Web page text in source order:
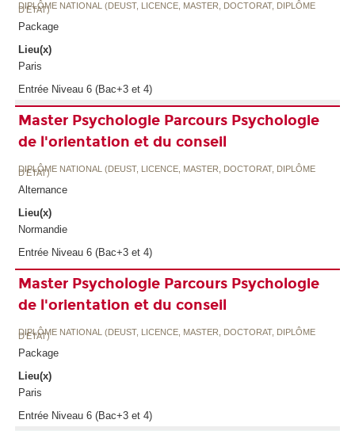
DIPLÔME NATIONAL (DEUST, LICENCE, MASTER, DOCTORAT, DIPLÔME
D'ETAT)
Package
Lieu(x)
Paris
Entrée Niveau 6 (Bac+3 et 4)
Master Psychologie Parcours Psychologie
de l'orientation et du conseil
DIPLÔME NATIONAL (DEUST, LICENCE, MASTER, DOCTORAT, DIPLÔME
D'ETAT)
Alternance
Lieu(x)
Normandie
Entrée Niveau 6 (Bac+3 et 4)
Master Psychologie Parcours Psychologie
de l'orientation et du conseil
DIPLÔME NATIONAL (DEUST, LICENCE, MASTER, DOCTORAT, DIPLÔME
D'ETAT)
Package
Lieu(x)
Paris
Entrée Niveau 6 (Bac+3 et 4)